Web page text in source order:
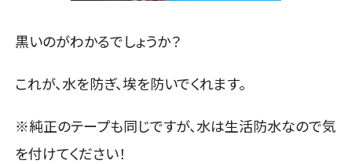
黒いのがわかるでしょうか？
これが、水を防ぎ、埃を防いでくれます。
※純正のテープも同じですが、水は生活防水なので気
を付けてください！